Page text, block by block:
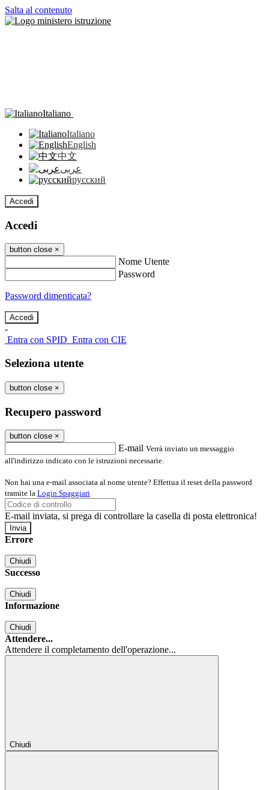
Salta al contenuto
Italiano
Italiano
English
中文
عربى
русский
Accedi
Accedi
button close ×
Nome Utente
Password
Password dimenticata?
-
Entra con SPID Entra con CIE
Seleziona utente
button close ×
Recupero password
button close ×
E-mail Verrà inviato un messaggio
all'indirizzo indicato con le istruzioni necessarie.
Non hai una e-mail associata al nome utente? Effettua il reset della password
tramite la Login Spaggiari
E-mail inviata, si prega di controllare la casella di posta elettronica!
Errore
Chiudi
Successo
Chiudi
Informazione
Chiudi
Attendere...
Attendere il completamento dell'operazione...
Chiudi